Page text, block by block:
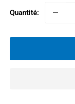
Quantité: